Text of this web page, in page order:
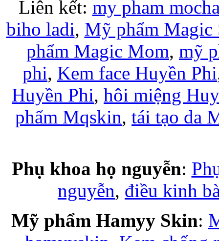
Liên kết: my pham
biho ladi, Mỹ phẩm Magic
phẩm Magic Mom, mỹ
phi, Kem face Huyền Phi
Huyền Phi, hôi miệng
phẩm Mqskin, tái tạo da
Phụ khoa họ nguyễn:
nguyễn, điều kinh
Mỹ phẩm Hamyy Skin: